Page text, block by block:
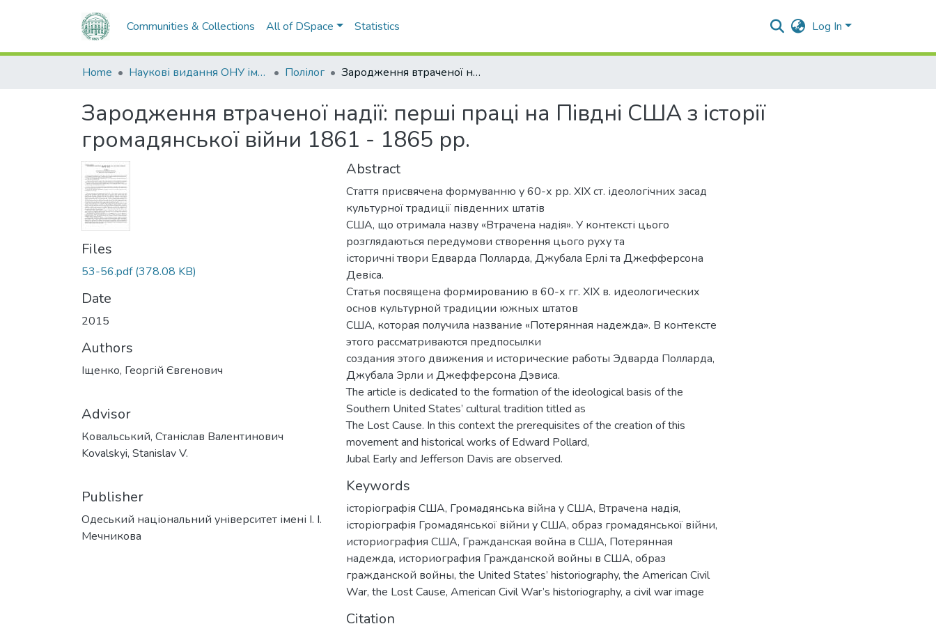
Communities & Collections All of DSpace Statistics Log In
Home Наукові видання ОНУ імені І. І. Мечникова Полілог Зародження втраченої надії: перші праці на Півдні США з історії громадянської війни 1861 - 1865 рр.
Зародження втраченої надії: перші праці на Півдні США з історії
громадянської війни 1861 - 1865 рр.
Files
53-56.pdf(378.08 KB)
Date
2015
Authors
Іщенко, Георгій Євгенович
Advisor
Ковальський, Станіслав Валентинович
Kovalskyi, Stanislav V.
Publisher
Одеський національний університет імені І. І.
Мечникова
Abstract
Стаття присвячена формуванню у 60-х рр. ХІХ ст. ідеологічних засад
культурної традиції південних штатів
США, що отримала назву «Втрачена надія». У контексті цього
розглядаються передумови створення цього руху та
історичні твори Едварда Полларда, Джубала Ерлі та Джефферсона
Девіса.
Статья посвящена формированию в 60-х гг. XIX в. идеологических
основ культурной традиции южных штатов
США, которая получила название «Потерянная надежда». В контексте
этого рассматриваются предпосылки
создания этого движения и исторические работы Эдварда Полларда,
Джубала Эрли и Джефферсона Дэвиса.
The article is dedicated to the formation of the ideological basis of the
Southern United States’ cultural tradition titled as
The Lost Cause. In this context the prerequisites of the creation of this
movement and historical works of Edward Pollard,
Jubal Early and Jefferson Davis are observed.
Keywords
історіографія США, Громадянська війна у США, Втрачена надія,
історіографія Громадянської війни у США, образ громадянської війни,
историография США, Гражданская война в США, Потерянная
надежда, историография Гражданской войны в США, образ
гражданской войны, the United States’ historiography, the American Civil
War, the Lost Cause, American Civil War’s historiography, a civil war image
Citation